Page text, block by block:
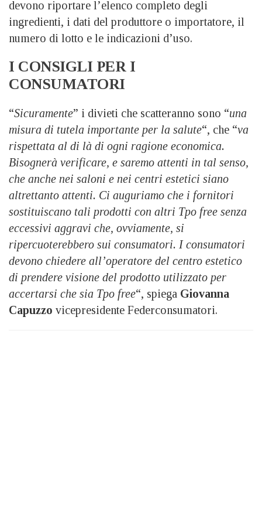
devono riportare l’elenco completo degli
ingredienti, i dati del produttore o importatore, il
numero di lotto e le indicazioni d’uso.
I CONSIGLI PER I
CONSUMATORI
“Sicuramente” i divieti che scatteranno sono “una
misura di tutela importante per la salute“, che “va
rispettata al di là di ogni ragione economica.
Bisognerà verificare, e saremo attenti in tal senso,
che anche nei saloni e nei centri estetici siano
altrettanto attenti. Ci auguriamo che i fornitori
sostituiscano tali prodotti con altri Tpo free senza
eccessivi aggravi che, ovviamente, si
ripercuoterebbero sui consumatori. I consumatori
devono chiedere all’operatore del centro estetico
di prendere visione del prodotto utilizzato per
accertarsi che sia Tpo free“, spiega Giovanna
Capuzzo vicepresidente Federconsumatori.